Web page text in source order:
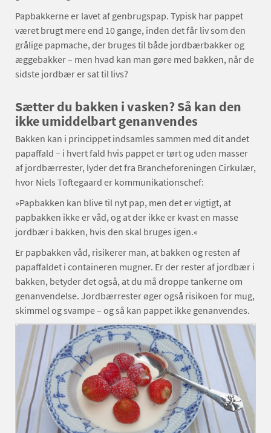
Papbakkerne er lavet af genbrugspap. Typisk har pappet
været brugt mere end 10 gange, inden det får liv som den
grålige papmache, der bruges til både jordbærbakker og
æggebakker – men hvad kan man gøre med bakken, når de
sidste jordbær er sat til livs?
Sætter du bakken i vasken? Så kan den
ikke umiddelbart genanvendes
Bakken kan i princippet indsamles sammen med dit andet
papaffald – i hvert fald hvis pappet er tørt og uden masser
af jordbærrester, lyder det fra Brancheforeningen Cirkulær,
hvor Niels Toftegaard er kommunikationschef:
»Papbakken kan blive til nyt pap, men det er vigtigt, at
papbakken ikke er våd, og at der ikke er kvast en masse
jordbær i bakken, hvis den skal bruges igen.«
Er papbakken våd, risikerer man, at bakken og resten af
papaffaldet i containeren mugner. Er der rester af jordbær i
bakken, betyder det også, at du må droppe tankerne om
genanvendelse. Jordbærrester øger også risikoen for mug,
skimmel og svampe – og så kan pappet ikke genanvendes.